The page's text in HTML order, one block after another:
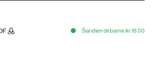
Šiandien dirbame iki 18:00